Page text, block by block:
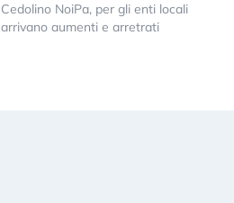
Cedolino NoiPa, per gli enti locali
arrivano aumenti e arretrati